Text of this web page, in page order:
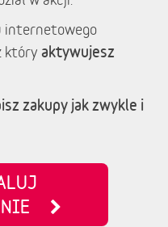
internetowego
który aktywujesz
zakupy jak zwykle i